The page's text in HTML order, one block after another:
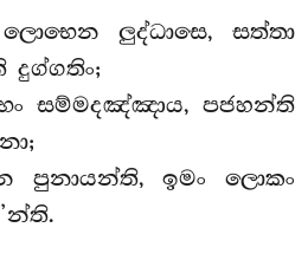
ලොභෙන ලුද්ධාසෙ, සත්තා
දුග්ගතිං;
සම්මදඤ්ඤාය, පජහන්ති
පුනායන්ති, ඉමං ලොකං